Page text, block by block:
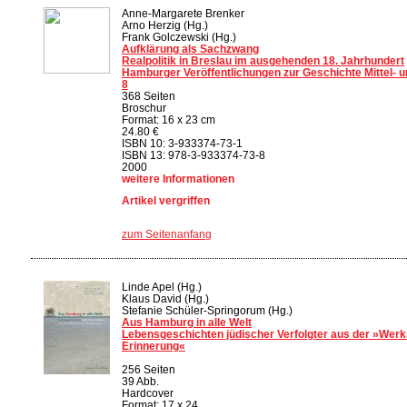
Anne-Margarete Brenker
Arno Herzig (Hg.)
Frank Golczewski (Hg.)
Aufklärung als Sachzwang
Realpolitik in Breslau im ausgehenden 18. Jahrhundert
Hamburger Veröffentlichungen zur Geschichte Mittel-
8
368 Seiten
Broschur
Format: 16 x 23 cm
24.80 €
ISBN 10: 3-933374-73-1
ISBN 13: 978-3-933374-73-8
2000
weitere Informationen
Artikel vergriffen
zum Seitenanfang
Linde Apel (Hg.)
Klaus David (Hg.)
Stefanie Schüler-Springorum (Hg.)
Aus Hamburg in alle Welt
Lebensgeschichten jüdischer Verfolgter aus der
Erinnerung«
256 Seiten
39 Abb.
Hardcover